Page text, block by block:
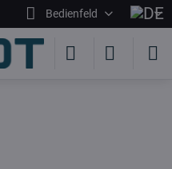
Bedienfeld